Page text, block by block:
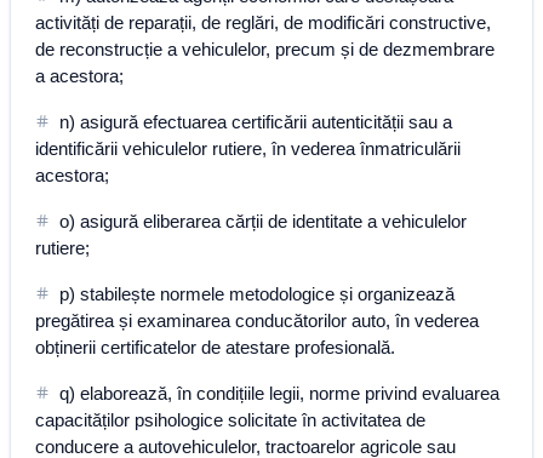
activități de reparații, de reglări, de modificări constructive,
de reconstrucție a vehiculelor, precum și de dezmembrare
a acestora;
n) asigură efectuarea certificării autenticității sau a
identificării vehiculelor rutiere, în vederea înmatriculării
acestora;
o) asigură eliberarea cărții de identitate a vehiculelor
rutiere;
p) stabilește normele metodologice și organizează
pregătirea și examinarea conducătorilor auto, în vederea
obținerii certificatelor de atestare profesională.
q) elaborează, în condițiile legii, norme privind evaluarea
capacităților psihologice solicitate în activitatea de
conducere a autovehiculelor, tractoarelor agricole sau